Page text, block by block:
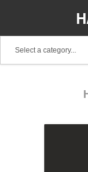
Mecklenburg-